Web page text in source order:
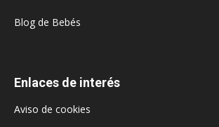
Blog de Bebés
Enlaces de interés
Aviso de cookies